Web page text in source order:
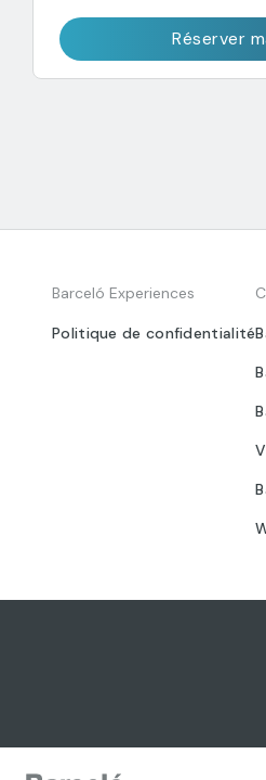
Réserver
Barceló Experiences
Politique de confidentialité